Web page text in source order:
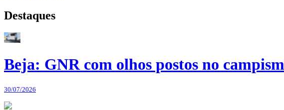
Destaques
Beja: GNR com olhos postos no
30/07/2026